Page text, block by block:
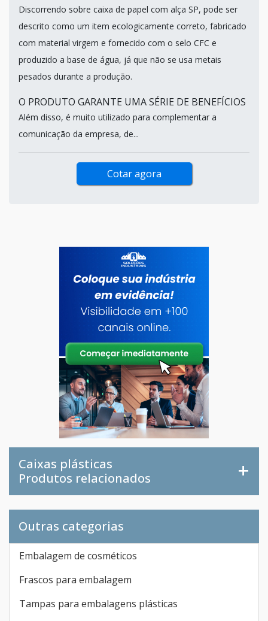
Discorrendo sobre caixa de papel com alça SP, pode ser
descrito como um item ecologicamente correto, fabricado
com material virgem e fornecido com o selo CFC e
produzido a base de água, já que não se usa metais
pesados durante a produção.
O PRODUTO GARANTE UMA SÉRIE DE BENEFÍCIOS
Além disso, é muito utilizado para complementar a
comunicação da empresa, de...
Cotar agora
Caixas plásticas
Produtos relacionados
Outras categorias
Embalagem de cosméticos
Frascos para embalagem
Tampas para embalagens plásticas